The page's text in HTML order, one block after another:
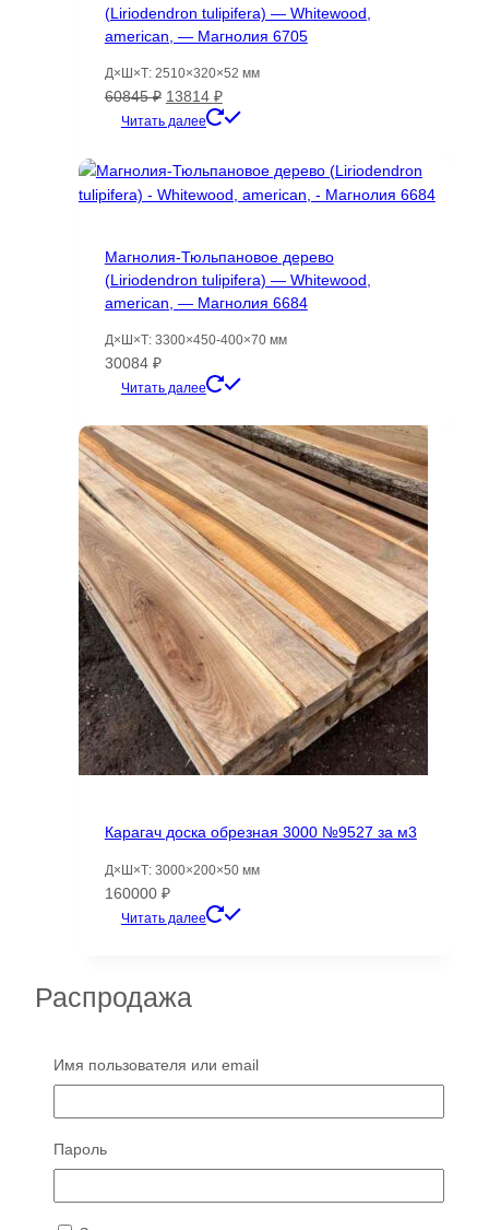
(Liriodendron tulipifera) — Whitewood,
american, — Магнолия 6705
Д×Ш×Т: 2510×320×52 мм
60845₽ Первоначальная
цена
60845 ₽.
13814 ₽Текущая
цена:
Читать далее
Магнолия-Тюльпановое дерево
(Liriodendron tulipifera) — Whitewood,
american, — Магнолия 6684
Д×Ш×Т: 3300×450-400×70 мм
30084 ₽
Читать далее
Карагач доска обрезная 3000 №9527 за м3
Д×Ш×Т: 3000×200×50 мм
160000 ₽
Читать далее
Распродажа
Имя пользователя или email
Пароль